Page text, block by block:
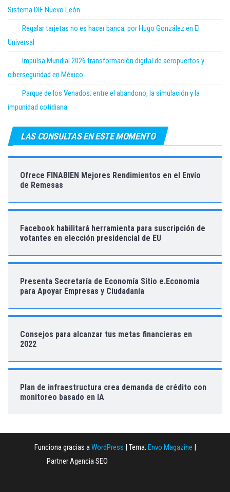
Sistema DIF Nuevo León
Regalar tarjetas no es hacer banca; por Hugo González en El
Universal
Impulsa Mundial 2026 transformación digital de aeropuertos y
ciberseguridad en México
Parque de los Venados: entre el abandono, la simulación y la
impunidad cotidiana
LAS CONSULTAS EN ESTE MOMENTO
Ofrece FINABIEN Mejores Rendimientos en el Envío
de Remesas
Facebook habilitará herramienta para suscripción de
votantes en elección presidencial de EU
Presenta Secretaría de Economía Sitio e.Economia
para Apoyar Empresas y Ciudadanía
Consejos para alcanzar tus metas financieras en
2022
Plan de infraestructura crea demanda de crédito con
monitoreo basado en IA
Funciona gracias aWordPress Tema: Envo Magazine
Partner Agencia SEO